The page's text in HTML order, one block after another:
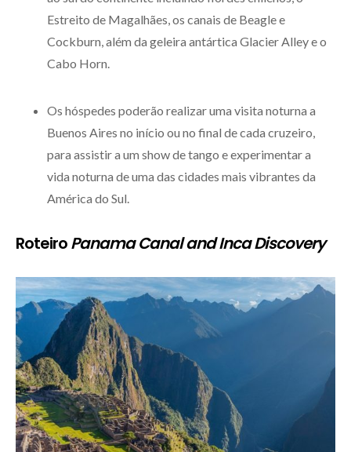
Estreito de Magalhães, os canais de Beagle e
Cockburn, além da geleira antártica Glacier Alley e o
Cabo Horn.
Os hóspedes poderão realizar uma visita noturna a
Buenos Aires no início ou no final de cada cruzeiro,
para assistir a um show de tango e experimentar a
vida noturna de uma das cidades mais vibrantes da
América do Sul.
RoteiroPanama Canal and Inca Discovery